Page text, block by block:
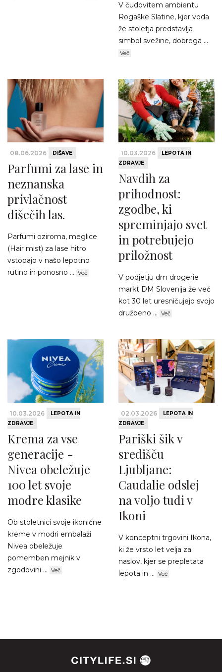
V čudovitem ambientu
Rogaške Slatine, kjer voda
že stoletja predstavlja
simbol svežine, dobrega ...
Več
08.06.2026 DIŠAVE
Parfumi za lase in
neznanska
privlačnost
dišečih las.
Parfumi oziroma, meglice
(Hair mist) za lase hitro
vstopajo v našo lepotno
rutino in ponosno ... Več
10.03.2026
LEPOTA IN
ZDRAVJE
Navdih za
prihodnost:
zgodbe, ki
spreminjajo svet
in potrebujejo
priložnost
V podjetju dm drogerie
markt DM Slovenija že več
kot 30 let uresničujejo svojo
družbeno ... Več
10.03.2026
LEPOTA IN
ZDRAVJE
Krema za vse
generacije -
Nivea obeležuje
100 let svoje
modre klasike
Ob stoletnici svoje ikonične
kreme v modri embalaži
Nivea obeležuje
pomemben mejnik v
zgodovini ... Več
02.03.2026
LEPOTA IN
ZDRAVJE
Pariški šik v
središču
Ljubljane:
Caudalie odslej
na voljo tudi v
Ikoni
V konceptni trgovini Ikona,
ki že vrsto let velja za
naslov, kjer se prepletata
lepota in ... Več